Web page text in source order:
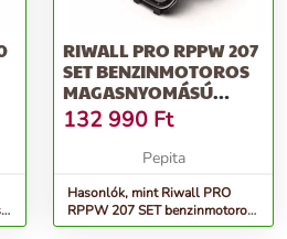
RIWALL PRO RPPW 207
SET BENZINMOTOROS
MAGASNYOMÁSÚ
MOSÓ 207 BAR,...
132 990 Ft
Pepita
Hasonlók, mint Riwall PRO
RPPW 207 SET benzinmotoros
magasnyomású mosó 207 bar,...